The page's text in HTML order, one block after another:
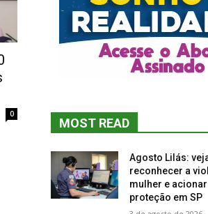
0
MOST READ
Agosto Lilás:
reconhecer a
mulher e
proteção em SP